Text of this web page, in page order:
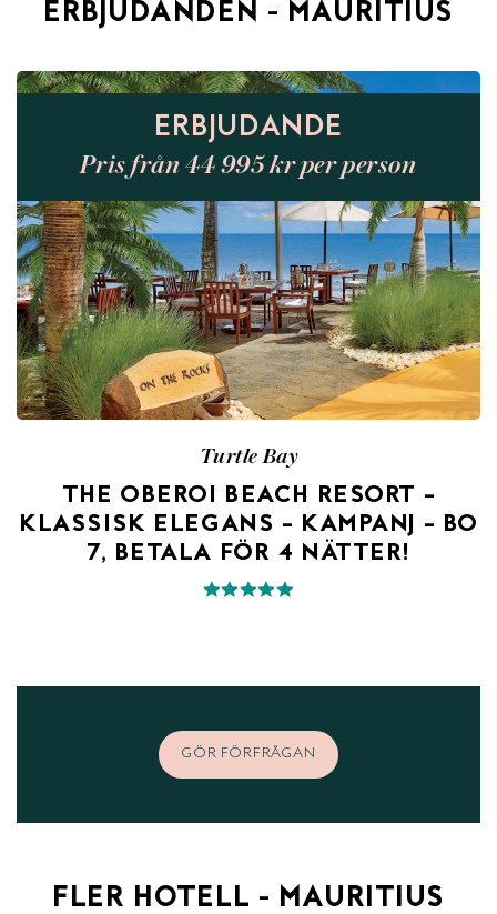
ERBJUDANDEN - MAURITIUS
ERBJUDANDE
Pris från 44 995 kr per person
Turtle Bay
THE OBEROI BEACH RESORT –
KLASSISK ELEGANS – KAMPANJ – BO
7, BETALA FÖR 4 NÄTTER!
GÖR FÖRFRÅGAN
FLER HOTELL - MAURITIUS